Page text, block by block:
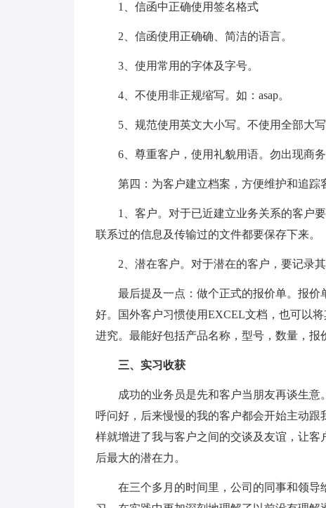
1、信函中正确使用签名格式
2、信函使用正确确、简洁的语言。
3、使用常用的字体及字号。
4、不使用非正规缩写。如：asap。
5、规范使用英文大小写。不使用全部大写
6、尊重客户，使用礼貌用语。勿出现商务
第四：为客户建立档案，方便维护和追踪
1、客户。对于已近建立业务关系的客户要
联系过的信息及传输过的文件都要保存下来。
2、潜在客户。对于潜在的客户，要记录其
最后提及一点：做个正式的报价单。报价
好。国外客户习惯使用EXCEL文档，也可以
进究。最能好包括产品名称，型号，数量，报
三、实习收获
成功的业务员是先和客户当朋友再谈生意
呼问好，后来慢慢的我的客户都会开始主动
样就增进了我与客户之间的交谈及友谊，让
后最大的潜在力。
在三个多月的时间里，公司的同事和领导